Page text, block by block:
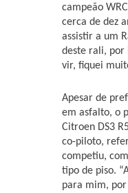
campeão
cerca de dez
assistir a um
deste rali, por
vir, fiquei
Apesar de
em asfalto, o
Citroen DS3
co-piloto,
competiu,
tipo de piso.
para mim,